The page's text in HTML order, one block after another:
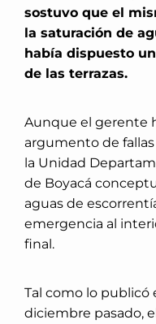
sostuvo que el
la saturación de
había dispuesto
de las terrazas.
Aunque el gerente
argumento de
la Unidad
de Boyacá
aguas de
emergencia al
final.
Tal como lo publicó
diciembre pasado,